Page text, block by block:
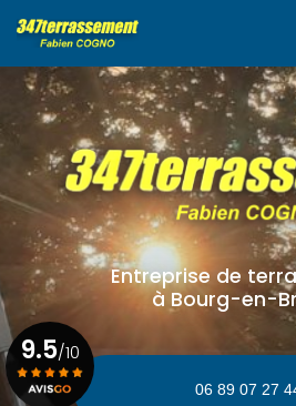
au
contenu
principal
Entreprise de
à Bourg-en-
06 89 07 27
9.5/10